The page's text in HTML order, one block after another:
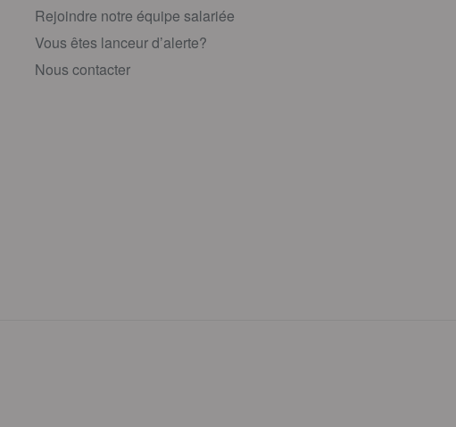
Rejoindre notre équipe salariée
Vous êtes lanceur d’alerte?
Nous contacter